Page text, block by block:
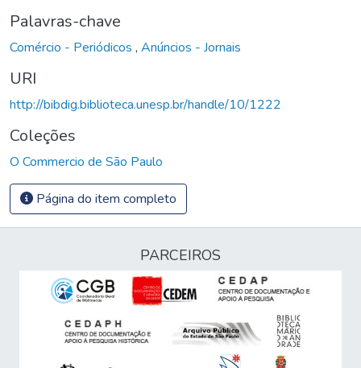
Palavras-chave
Comércio - Periódicos , Anúncios - Jornais
URI
http://bibdig.biblioteca.unesp.br/handle/10/1222
Coleções
O Commercio de São Paulo
Página do item completo
PARCEIROS